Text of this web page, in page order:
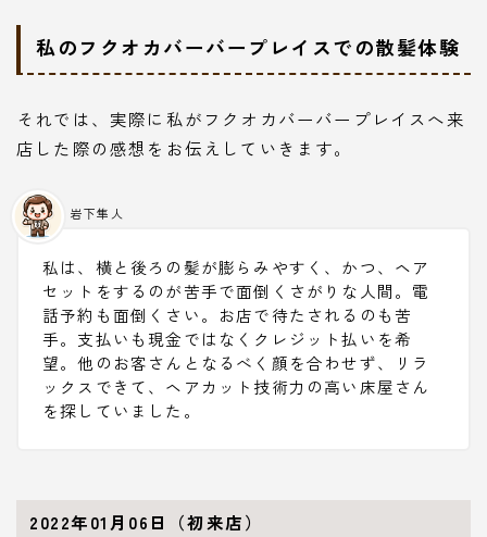
私のフクオカバーバープレイスでの散髪体験
それでは、実際に私がフクオカバーバープレイスへ来
店した際の感想をお伝えしていきます。
私は、横と後ろの髪が膨らみやすく、かつ、ヘア
セットをするのが苦手で面倒くさがりな人間。電
話予約も面倒くさい。お店で待たされるのも苦
手。支払いも現金ではなくクレジット払いを希
望。他のお客さんとなるべく顔を合わせず、リラ
ックスできて、ヘアカット技術力の高い床屋さん
を探していました。
岩下隼人
2022年01月06日（初来店）